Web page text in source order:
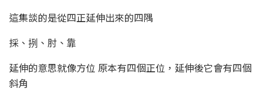
這集談的是從四正延伸出來的四隅
採、挒、肘、靠
延伸的意思就像方位 原本有四個正位，延伸後它會有四個
斜角